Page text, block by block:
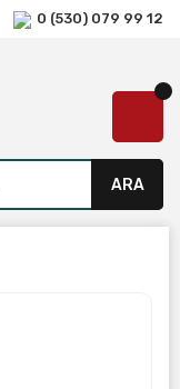
0 (530) 079 99 12
ARA